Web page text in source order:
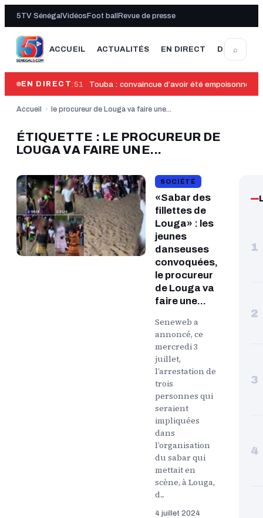
5TV Sénégal Vidéos Foot ball Revue de presse
ACCUEIL ACTUALITÉS EN DIRECT DERNIÈRE
⌕
EN DIRECT10:51 Touba : convaincue d’avoir été empoisonnée,
Accueil › le procureur de Louga va faire une...
ÉTIQUETTE : LE PROCUREUR DE
LOUGA VA FAIRE UNE...
SOCIÉTÉ
«Sabar des
fillettes de
Louga» : les
jeunes
danseuses
convoquées,
le procureur
de Louga va
faire une...
Seneweb a
annoncé, ce
mercredi 3
juillet,
l’arrestation de
trois
personnes qui
seraient
impliquées
dans
l’organisation
du sabar qui
mettait en
scène, à Louga,
d...
4 juillet 2024
1
2
3
4